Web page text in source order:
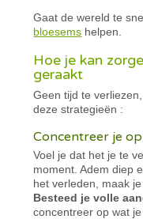
Gaat de wereld te
bloesems helpen.
Hoe je kan
geraakt
Geen tijd te
deze strategieën :
Concentreer je
Voel je dat het je te
moment. Adem diep
het verleden, maak
Besteed je volle
concentreer op wat